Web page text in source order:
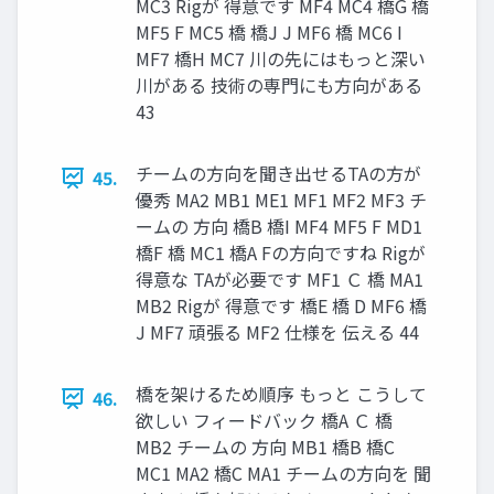
MC3 Rigが 得意です MF4 MC4 橋G 橋
MF5 F MC5 橋 橋J J MF6 橋 MC6 I
MF7 橋H MC7 川の先にはもっと深い
川がある 技術の専門にも方向がある
43
45.
チームの方向を聞き出せるTAの方が
優秀 MA2 MB1 ME1 MF1 MF2 MF3 チ
ームの 方向 橋B 橋I MF4 MF5 F MD1
橋F 橋 MC1 橋A Fの方向ですね Rigが
得意な TAが必要です MF1 Ｃ 橋 MA1
MB2 Rigが 得意です 橋E 橋 D MF6 橋
J MF7 頑張る MF2 仕様を 伝える 44
46.
橋を架けるため順序 もっと こうして
欲しい フィードバック 橋A Ｃ 橋
MB2 チームの 方向 MB1 橋B 橋C
MC1 MA2 橋C MA1 チームの方向を 聞